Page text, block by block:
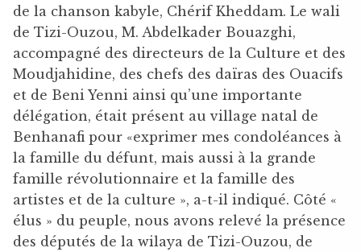
de la chanson kabyle, Chérif Kheddam. Le wali
de Tizi-Ouzou, M. Abdelkader Bouazghi,
accompagné des directeurs de la Culture et des
Moudjahidine, des chefs des daïras des Ouacifs
et de Beni Yenni ainsi qu’une importante
délégation, était présent au village natal de
Benhanafi pour «exprimer mes condoléances à
la famille du défunt, mais aussi à la grande
famille révolutionnaire et la famille des
artistes et de la culture », a-t-il indiqué. Côté «
élus » du peuple, nous avons relevé la présence
des députés de la wilaya de Tizi-Ouzou, de